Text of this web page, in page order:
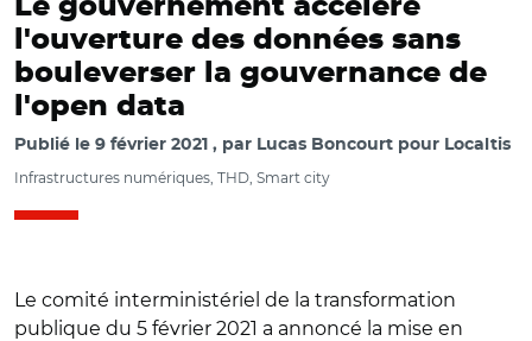
Le gouvernement accélère
l'ouverture des données sans
bouleverser la gouvernance de
l'open data
Publié le 9 février 2021 par Lucas Boncourt pour Localtis
Infrastructures numériques, THD, Smart city
Le comité interministériel de la transformation
publique du 5 février 2021 a annoncé la mise en